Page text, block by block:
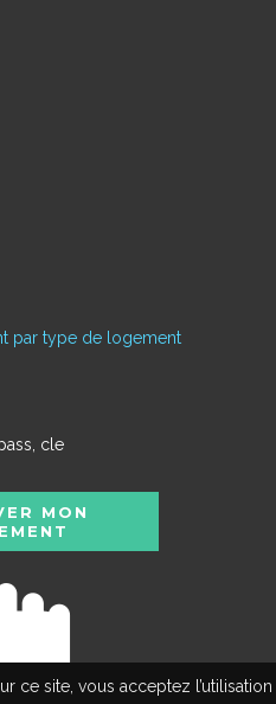
ce site, vous acceptez l’utilisation
par type de logement
cle
MON